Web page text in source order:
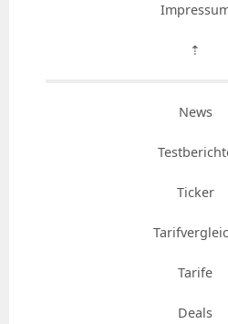
⇡
News
Ticker
Tarife
Deals